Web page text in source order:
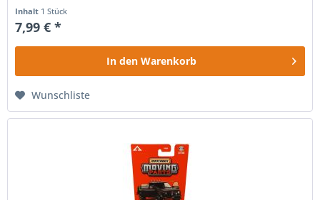
Inhalt 1 Stück
7,99 € *
In den Warenkorb
Wunschliste